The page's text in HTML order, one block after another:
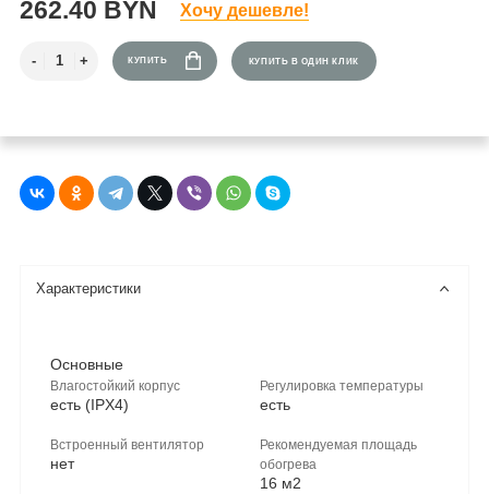
262.40 BYN Хочу дешевле!
КУПИТЬ КУПИТЬ В ОДИН КЛИК
Характеристики
Основные
Влагостойкий корпус
есть (IPX4)
Встроенный вентилятор
нет
Регулировка температуры
есть
Рекомендуемая площадь
обогрева
16 м2